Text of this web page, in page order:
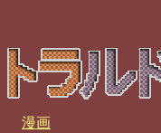
漫画